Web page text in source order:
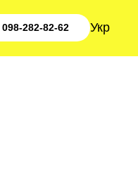
098-282-82-62 Укр